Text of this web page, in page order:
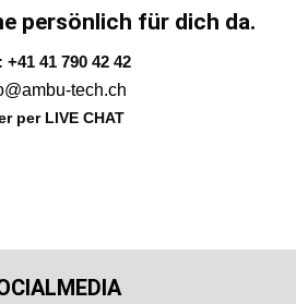
persönlich für dich da.
+41 41 790 42 42
tech.ch
per LIVE CHAT